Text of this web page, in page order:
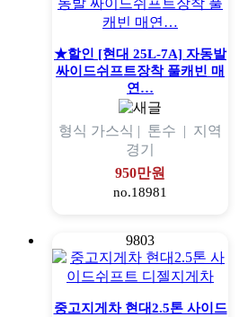
★할인 [현대 25L-7A] 자동발
싸이드쉬프트장착 풀캐빈 매
연…
형식 가스식 | 톤수 | 지역
경기
950만원
no.18981
9803
중고지게차 현대2.5톤 사이드